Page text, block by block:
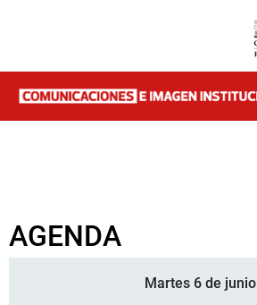
AGENDA
Martes 6 de junio